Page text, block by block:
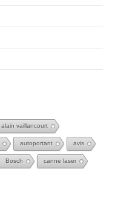
alain vaillancourt
autoportant avis
Bosch canne laser